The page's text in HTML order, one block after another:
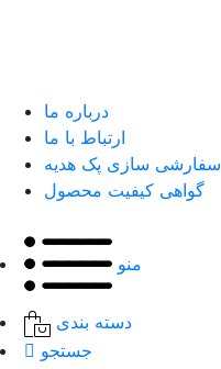
درباره ما
ارتباط با ما
سفارشی سازی پک هدیه
گواهی کیفیت محصول
منو
دسته بندی
جستجو